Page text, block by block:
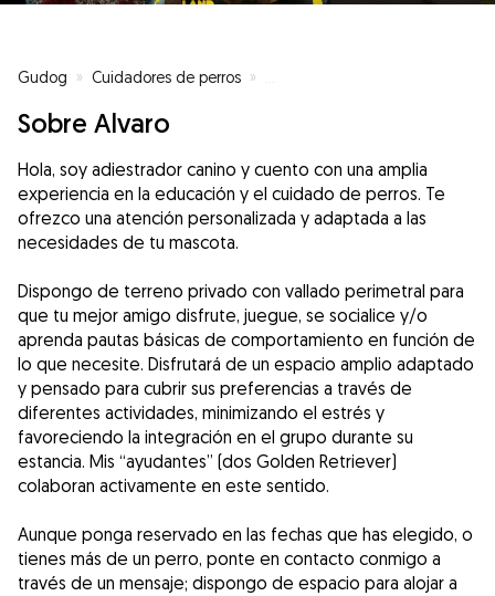
Gudog » Cuidadores de perros »
Sobre Alvaro
Hola, soy adiestrador canino y cuento con una amplia
experiencia en la educación y el cuidado de perros. Te
ofrezco una atención personalizada y adaptada a las
necesidades de tu mascota.
Dispongo de terreno privado con vallado perimetral para
que tu mejor amigo disfrute, juegue, se socialice y/o
aprenda pautas básicas de comportamiento en función de
lo que necesite. Disfrutará de un espacio amplio adaptado
y pensado para cubrir sus preferencias a través de
diferentes actividades, minimizando el estrés y
favoreciendo la integración en el grupo durante su
estancia. Mis “ayudantes” (dos Golden Retriever)
colaboran activamente en este sentido.
Aunque ponga reservado en las fechas que has elegido, o
tienes más de un perro, ponte en contacto conmigo a
través de un mensaje; dispongo de espacio para alojar a